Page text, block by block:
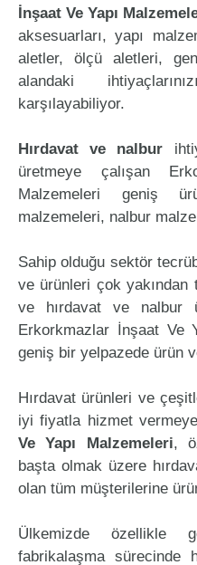
İnşaat Ve Yapı
aksesuarları, yapı
aletler, ölçü aletleri,
alandaki
karşılayabiliyor.
Hırdavat ve nalbur
üretmeye çalışan
Malzemeleri geniş
malzemeleri, nalbur
Sahip olduğu sektör
ve ürünleri çok yakından
ve hırdavat ve nalbur
Erkorkmazlar İnşaat Ve
geniş bir yelpazede ürün
Hırdavat ürünleri ve
iyi fiyatla hizmet
Ve Yapı Malzemeleri,
başta olmak üzere
olan tüm müşterilerine
Ülkemizde özellikle
fabrikalaşma sürecinde